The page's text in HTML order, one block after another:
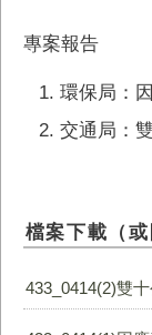
專案報告
環保局：
交通局：
檔案下載（或
433_0414(2)雙